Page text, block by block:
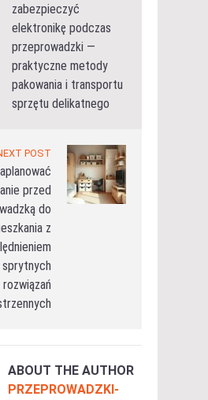
zabezpieczyć
elektronikę podczas
przeprowadzki —
praktyczne metody
pakowania i transportu
sprzętu delikatnego
POST
przed
do
z
rozwiązań
ABOUT THE AUTHOR
PRZEPROWADZKI-